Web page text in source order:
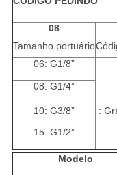
08
Tamanho portuário
06: G1/8”
08: G1/4”
10: G3/8” :
15: G1/2”
Modelo